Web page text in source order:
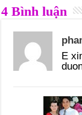
4 Bình luận
E